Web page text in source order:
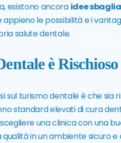
esistono ancora idee
le possibilità e i
salute dentale.
è Rischioso
sul turismo dentale è che
standard elevati di cura
una clinica con una
in un ambiente sicuro